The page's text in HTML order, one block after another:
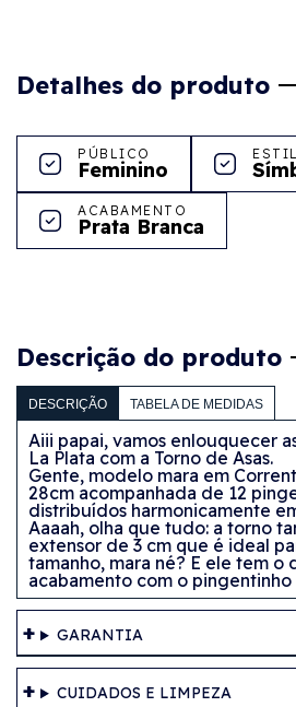
Detalhes do produto
PÚBLICO
Feminino
ACABAMENTO
Prata Branca
Descrição do produto
DESCRIÇÃO TABELA DE MEDIDAS
Aiii papai, vamos enlouquecer
La Plata com a Torno de Asas.
Gente, modelo mara em
28cm acompanhada de 12
distribuídos harmonicamente
Aaaah, olha que tudo: a torno
extensor de 3 cm que é ideal
tamanho, mara né? E ele tem o
acabamento com o
GARANTIA
CUIDADOS E LIMPEZA